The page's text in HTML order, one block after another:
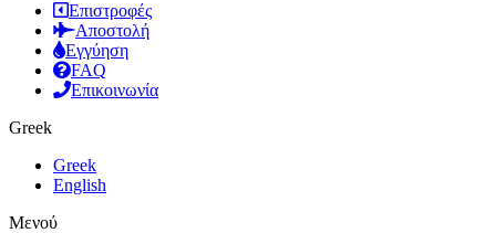
Επιστροφές
Αποστολή
Εγγύηση
FAQ
Επικοινωνία
Greek
Greek
English
Μενού